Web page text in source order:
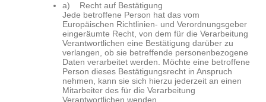
a) Recht auf Bestätigung
Jede betroffene Person hat das vom
Europäischen Richtlinien- und Verordnungsgeber
eingeräumte Recht, von dem für die Verarbeitung
Verantwortlichen eine Bestätigung darüber zu
verlangen, ob sie betreffende personenbezogene
Daten verarbeitet werden. Möchte eine betroffene
Person dieses Bestätigungsrecht in Anspruch
nehmen, kann sie sich hierzu jederzeit an einen
Mitarbeiter des für die Verarbeitung
Verantwortlichen wenden.